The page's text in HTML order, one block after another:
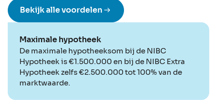
Bekijk alle voordelen
Maximale hypotheek
De maximale hypotheeksom bij de NIBC
Hypotheek is €1.500.000 en bij de NIBC Extra
Hypotheek zelfs €2.500.000 tot 100% van de
marktwaarde.